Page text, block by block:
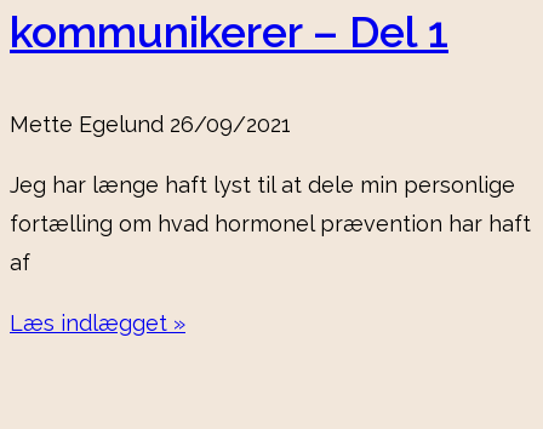
kommunikerer – Del 1
Mette Egelund 26/09/2021
Jeg har længe haft lyst til at dele min personlige
fortælling om hvad hormonel prævention har haft
af
Læs indlægget »